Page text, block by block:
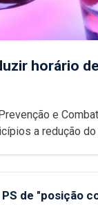
horário
e
a redução
de "posição